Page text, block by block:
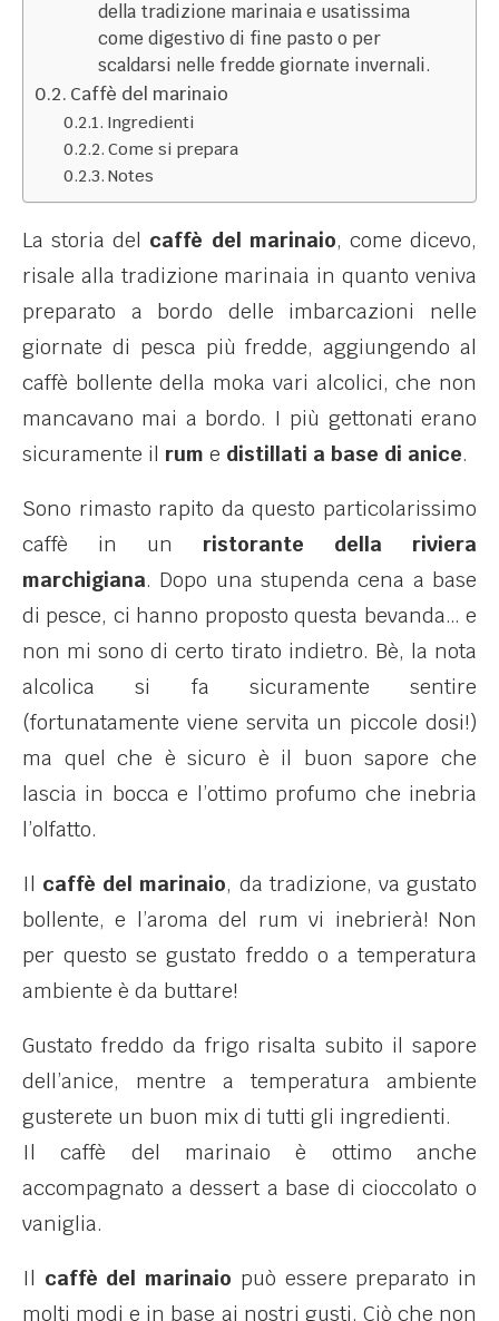
della tradizione marinaia e usatissima
come digestivo di fine pasto o per
scaldarsi nelle fredde giornate invernali.
Caffè del marinaio
Ingredienti
Come si prepara
Notes
La storia del caffè del marinaio, come dicevo,
risale alla tradizione marinaia in quanto veniva
preparato a bordo delle imbarcazioni nelle
giornate di pesca più fredde, aggiungendo al
caffè bollente della moka vari alcolici, che non
mancavano mai a bordo. I più gettonati erano
sicuramente il rum e distillati a base di anice.
Sono rimasto rapito da questo particolarissimo
caffè in un ristorante della riviera
marchigiana. Dopo una stupenda cena a base
di pesce, ci hanno proposto questa bevanda… e
non mi sono di certo tirato indietro. Bè, la nota
alcolica si fa sicuramente sentire
(fortunatamente viene servita un piccole dosi!)
ma quel che è sicuro è il buon sapore che
lascia in bocca e l’ottimo profumo che inebria
l’olfatto.
Il caffè del marinaio, da tradizione, va gustato
bollente, e l’aroma del rum vi inebrierà! Non
per questo se gustato freddo o a temperatura
ambiente è da buttare!
Gustato freddo da frigo risalta subito il sapore
dell’anice, mentre a temperatura ambiente
gusterete un buon mix di tutti gli ingredienti.
Il caffè del marinaio è ottimo anche
accompagnato a dessert a base di cioccolato o
vaniglia.
Il caffè del marinaio può essere preparato in
molti modi e in base ai nostri gusti. Ciò che non